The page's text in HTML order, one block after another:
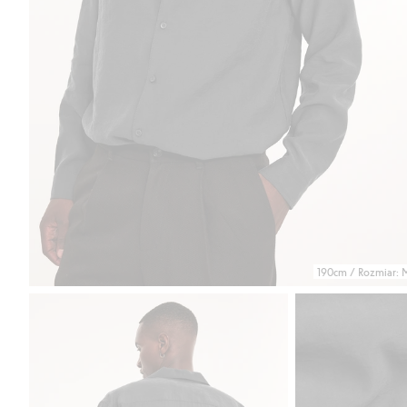
190cm / Rozmiar: